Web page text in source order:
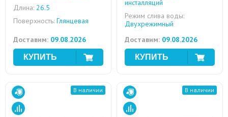
Длина: 26.5
Поверхность: Глянцевая
Доставим: 09.08.2026
инсталляций
Режим слива воды:
Двухрежимный
Доставим: 09.08.2026
В наличии В наличии